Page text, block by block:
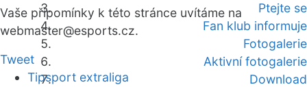
Ptejte se
Fan klub informuje
Fotogalerie
Aktivní fotogalerie
Download
Vaše připomínky k této stránce uvítáme na
webmaster@esports.cz.
Tweet
Tipsport extraliga